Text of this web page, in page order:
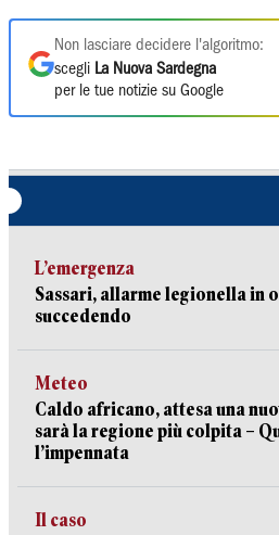
Non lasciare decidere l'algoritmo:
scegli La Nuova Sardegna
per le tue notizie su Google
L’emergenza
Sassari, allarme legionella in
succedendo
Meteo
Caldo africano, attesa una
sarà la regione più colpita –
l’impennata
Il caso